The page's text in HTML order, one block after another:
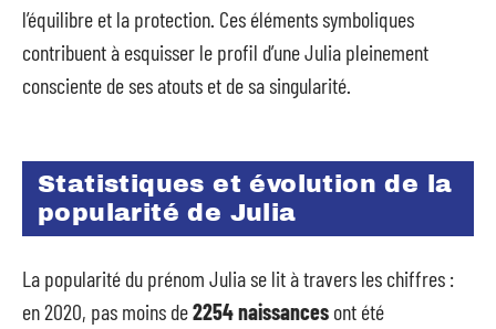
l’équilibre et la protection. Ces éléments symboliques
contribuent à esquisser le profil d’une Julia pleinement
consciente de ses atouts et de sa singularité.
Statistiques et évolution de la
popularité de Julia
La popularité du prénom Julia se lit à travers les chiffres :
en 2020, pas moins de2254 naissances ont été